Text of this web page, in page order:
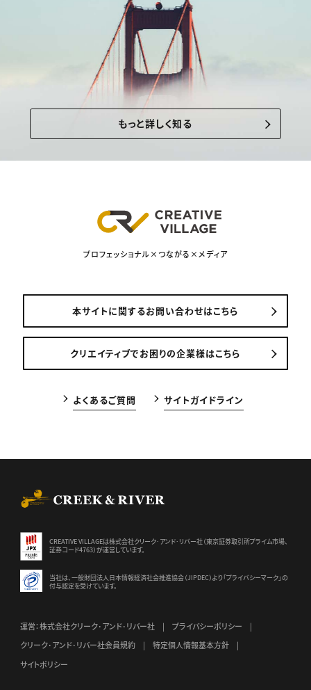
もっと詳しく知る
プロフェッショナル×つながる×メディア
本サイトに関するお問い合わせはこちら
クリエイティブでお困りの企業様はこちら
よくあるご質問 サイトガイドライン
CREATIVE VILLAGEは株式会社クリーク･アンド･リバー社（東京証券取引所プライム市場、
証券コード4763）が運営しています。
当社は、一般財団法人日本情報経済社会推進協会（JIPDEC）より 「プライバシーマーク」の
付与認定を受けています。
運営：株式会社クリーク･アンド･リバー社
プライバシーポリシー
クリーク･アンド･リバー社会員規約
特定個人情報基本方針
サイトポリシー